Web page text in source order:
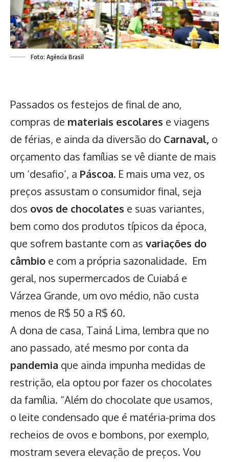
Foto: Agência Brasil
Passados os festejos de final de ano,
compras de materiais escolares e viagens
de férias, e ainda da diversão do Carnaval, o
orçamento das famílias se vê diante de mais
um ‘desafio’, a Páscoa. E mais uma vez, os
preços assustam o consumidor final, seja
dos ovos de chocolates e suas variantes,
bem como dos produtos típicos da época,
que sofrem bastante com as variações do
câmbio e com a própria sazonalidade. Em
geral, nos supermercados de Cuiabá e
Várzea Grande, um ovo médio, não custa
menos de R$ 50 a R$ 60.
A dona de casa, Tainá Lima, lembra que no
ano passado, até mesmo por conta da
pandemia que ainda impunha medidas de
restrição, ela optou por fazer os chocolates
da família. “Além do chocolate que usamos,
o leite condensado que é matéria-prima dos
recheios de ovos e bombons, por exemplo,
mostram severa elevação de preços. Vou